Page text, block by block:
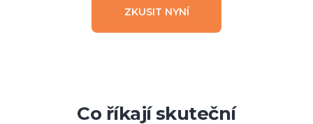
ZKUSIT NYNÍ
Co říkají skuteční